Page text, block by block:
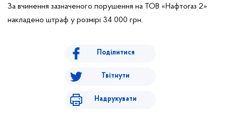
За вчинення зазначеного порушення на ТОВ «Нафтогаз 2»
накладено штраф у розмірі 34 000 грн.
Поділитися
Твітнути
Надрукувати